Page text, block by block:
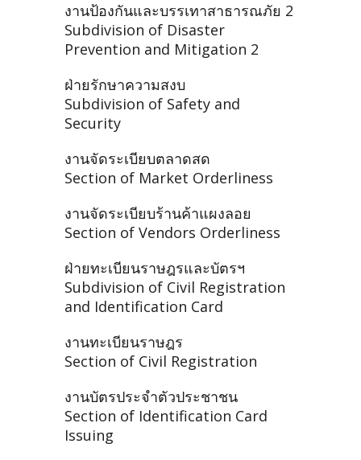
งานป้องกันและบรรเทาสาธารณภัย 2
Subdivision of Disaster
Prevention and Mitigation 2
ฝ่ายรักษาความสงบ
Subdivision of Safety and
Security
งานจัดระเบียบตลาดสด
Section of Market Orderliness
งานจัดระเบียบร้านค้าแผงลอย
Section of Vendors Orderliness
ฝ่ายทะเบียนราษฎรและบัตรฯ
Subdivision of Civil Registration
and Identification Card
งานทะเบียนราษฎร
Section of Civil Registration
งานบัตรประจำตัวประชาชน
Section of Identification Card
Issuing